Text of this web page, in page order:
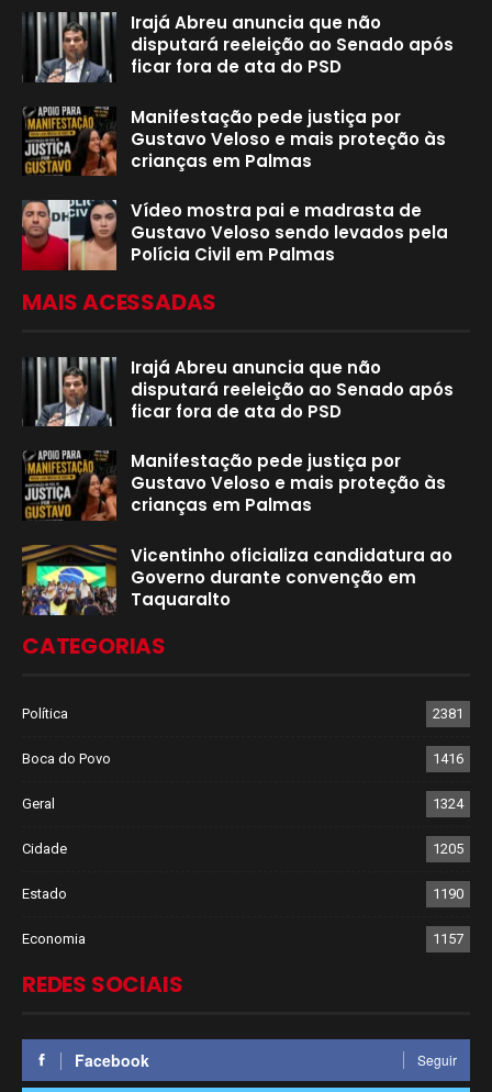
Irajá Abreu anuncia que não
disputará reeleição ao Senado após
ficar fora de ata do PSD
Manifestação pede justiça por
Gustavo Veloso e mais proteção às
crianças em Palmas
Vídeo mostra pai e madrasta de
Gustavo Veloso sendo levados pela
Polícia Civil em Palmas
MAIS ACESSADAS
Irajá Abreu anuncia que não
disputará reeleição ao Senado após
ficar fora de ata do PSD
Manifestação pede justiça por
Gustavo Veloso e mais proteção às
crianças em Palmas
Vicentinho oficializa candidatura ao
Governo durante convenção em
Taquaralto
CATEGORIAS
Política 2381
Boca do Povo 1416
Geral 1324
Cidade 1205
Estado 1190
Economia 1157
REDES SOCIAIS
Facebook Seguir